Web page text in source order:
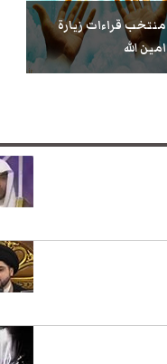
منتخب قراءات زيارة
امين الله